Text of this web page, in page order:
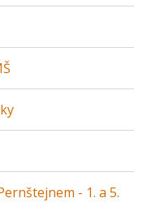
- 1. a 5.